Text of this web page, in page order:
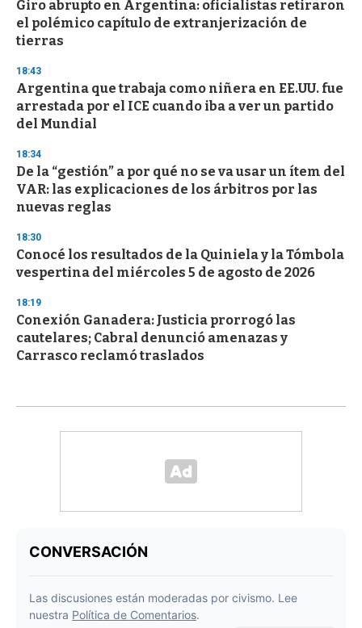
Giro abrupto en Argentina: oficialistas retiraron
el polémico capítulo de extranjerización de
tierras
18:43
Argentina que trabaja como niñera en EE.UU. fue
arrestada por el ICE cuando iba a ver un partido
del Mundial
18:34
De la “gestión” a por qué no se va usar un ítem del
VAR: las explicaciones de los árbitros por las
nuevas reglas
18:30
Conocé los resultados de la Quiniela y la Tómbola
vespertina del miércoles 5 de agosto de 2026
18:19
Conexión Ganadera: Justicia prorrogó las
cautelares; Cabral denunció amenazas y
Carrasco reclamó traslados